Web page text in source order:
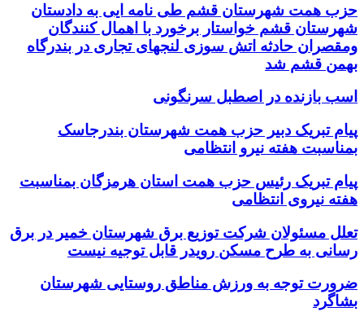
حزب همت شهرستان قشم طی نامه ایی به دادستان
شهرستان قشم خواستار برخورد با اهمال کنندگان
ومقصران حادثه اتش سوزی لنجهای تجاری در بندرگاه
بهمن قشم شد
اسب بازنده در اصطبل سرنگونی
پیام تبریک دبیر حزب همت شهرستان بندرجاسک
بمناسبت هفته نیرو انتظامی
پیام تبریک رئیس حزب همت استان هرمزگان بمناسبت
هفته نیروی انتظامی
تعلل مسئولان شرکت توزیع برق شهرستان خمیر در برق
رسانی به طرح مسکن رویدر قابل توجیه نیست
ضرورت توجه به ورزش مناطق روستایی شهرستان
بشاگرد